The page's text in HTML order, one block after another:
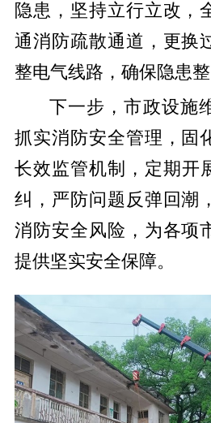
隐患，坚持立行立改，
通消防疏散通道，更换
整电气线路，确保隐患整
下一步，市政设施
抓实消防安全管理，固
长效监管机制，定期开
纠，严防问题反弹回潮
消防安全风险，为各项
提供坚实安全保障。